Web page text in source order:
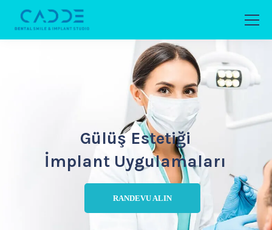
Gülüş Estetiği
İmplant Uygulamaları
RANDEVU ALIN